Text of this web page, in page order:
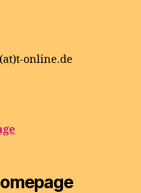
online.de